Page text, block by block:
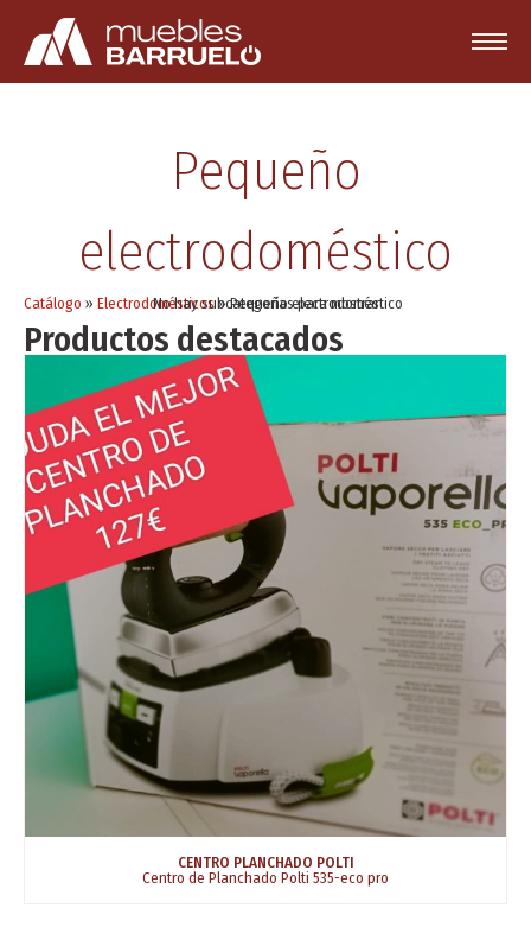
Pequeño
electrodoméstico
Catálogo » Electrodomésticos»Pequeño electrodoméstico
No hay subcategorías para mostrar
Productos destacados
CENTRO PLANCHADO POLTI
Centro de Planchado Polti 535-eco pro